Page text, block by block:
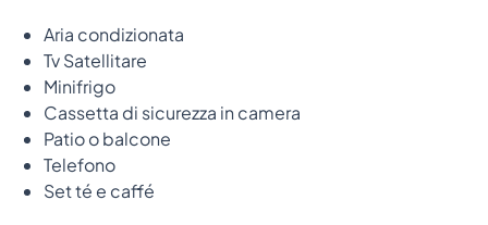
Aria condizionata
Tv Satellitare
Minifrigo
Cassetta di sicurezza in camera
Patio o balcone
Telefono
Set té e caffé